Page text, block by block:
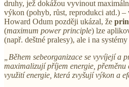
druhy, jež dokážou vyvinout
výkon (pohyb, růst, reprodukci atd.) –
Howard Odum později ukázal, že
(maximum power principle) lze
(např. deštné pralesy), ale i na systémy
„Během sebeorganizace se vyvíjejí a
maximalizují příjem energie,
využití energie, která zvyšují výkon a